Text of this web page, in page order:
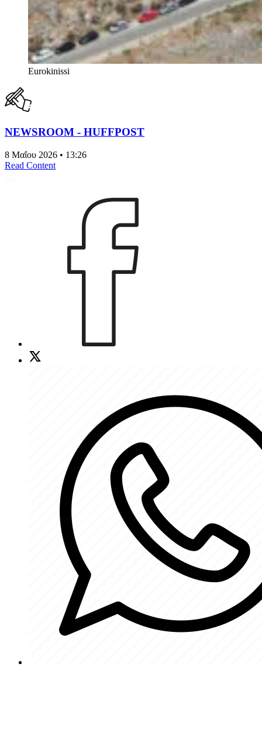
Eurokinissi
NEWSROOM - HUFFPOST
8 Μαΐου 2026 • 13:26
Read Content